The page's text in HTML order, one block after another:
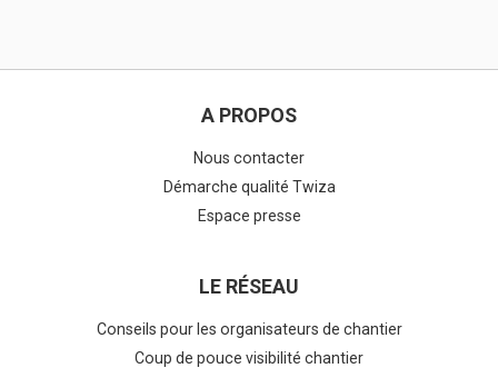
A PROPOS
Nous contacter
Démarche qualité Twiza
Espace presse
LE RÉSEAU
Conseils pour les organisateurs de chantier
Coup de pouce visibilité chantier